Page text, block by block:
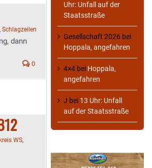
, Schlagzeilen
dann
0
WS,
Uhr: Unfall auf der
Staatsstraße
Gesellschaft 2026 bei
Hoppala, angefahren
4×4 bei Hoppala,
angefahren
J bei 13 Uhr: Unfall
auf der Staatsstraße